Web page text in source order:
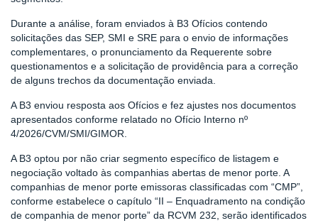
Durante a análise, foram enviados à B3 Ofícios contendo
solicitações das SEP, SMI e SRE para o envio de informações
complementares, o pronunciamento da Requerente sobre
questionamentos e a solicitação de providência para a correção
de alguns trechos da documentação enviada.
A B3 enviou resposta aos Ofícios e fez ajustes nos documentos
apresentados conforme relatado no Ofício Interno nº
4/2026/CVM/SMI/GIMOR.
A B3 optou por não criar segmento específico de listagem e
negociação voltado às companhias abertas de menor porte. A
companhias de menor porte emissoras classificadas com “CMP”,
conforme estabelece o capítulo “II – Enquadramento na condição
de companhia de menor porte” da RCVM 232, serão identificados